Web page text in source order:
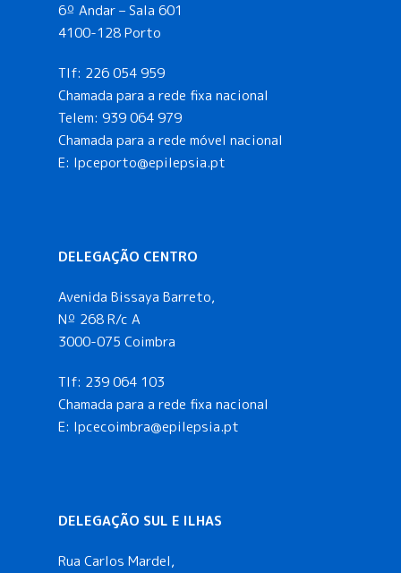
6º Andar – Sala 601
4100-128 Porto
Tlf: 226 054 959
Chamada para a rede fixa nacional
Telem: 939 064 979
Chamada para a rede móvel nacional
E: lpceporto@epilepsia.pt
DELEGAÇÃO CENTRO
Avenida Bissaya Barreto,
Nº 268 R/c A
3000-075 Coimbra
Tlf: 239 064 103
Chamada para a rede fixa nacional
E: lpcecoimbra@epilepsia.pt
DELEGAÇÃO SUL E ILHAS
Rua Carlos Mardel,